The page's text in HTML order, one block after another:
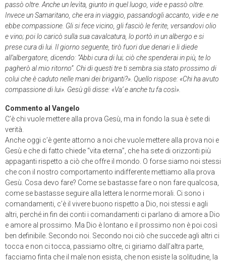
passò oltre. Anche un levìta, giunto in quel luogo, vide e passò oltre.
Invece un Samaritano, che era in viaggio, passandogli accanto, vide e ne
ebbe compassione. Gli si fece vicino, gli fasciò le ferite, versandovi olio
e vino; poi lo caricò sulla sua cavalcatura, lo portò in un albergo e si
prese cura di lui. Il giorno seguente, tirò fuori due denari e li diede
all’albergatore, dicendo: “Abbi cura di lui; ciò che spenderai in più, te lo
pagherò al mio ritorno”. Chi di questi tre ti sembra sia stato prossimo di
colui che è caduto nelle mani dei briganti?». Quello rispose: «Chi ha avuto
compassione di lui». Gesù gli disse: «Va’ e anche tu fa così».
Commento al Vangelo
C’è chi vuole mettere alla prova Gesù, ma in fondo la sua è sete di
verità.
Anche oggi c’è gente attorno a noi che vuole mettere alla prova noi e
Gesù e che di fatto chiede “vita eterna”, che ha sete di orizzonti più
appaganti rispetto a ciò che offre il mondo. O forse siamo noi stessi
che con il nostro comportamento indifferente mettiamo alla prova
Gesù. Cosa devo fare? Come se bastasse fare o non fare qualcosa,
come se bastasse seguire alla lettera le norme morali. Ci sono i
comandamenti, c’è il vivere buono rispetto a Dio, noi stessi e agli
altri, perché in fin dei conti i comandamenti ci parlano di amore a Dio
e amore al prossimo. Ma Dio è lontano e il prossimo non è poi così
ben definibile. Secondo noi. Secondo noi ciò che succede agli altri ci
tocca e non ci tocca, passiamo oltre, ci giriamo dall’altra parte,
facciamo finta che il male non esista, che non esiste la solitudine, la